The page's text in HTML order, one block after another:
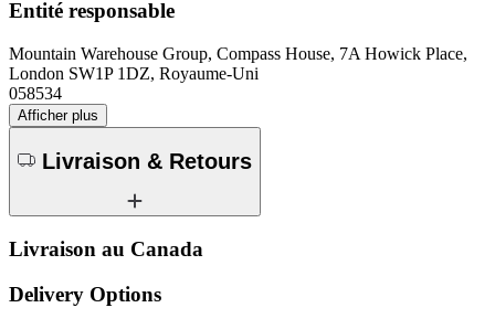
Entité responsable
Mountain Warehouse Group, Compass House, 7A Howick Place,
London SW1P 1DZ, Royaume-Uni
058534
Afficher plus
Livraison & Retours
Livraison au Canada
Delivery Options